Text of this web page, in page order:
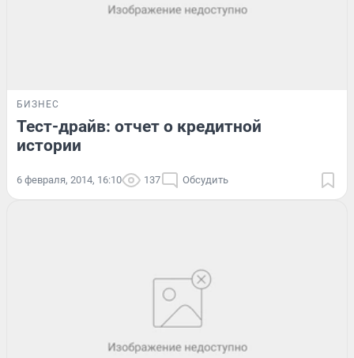
БИЗНЕС
Тест-драйв: отчет о кредитной
истории
6 февраля, 2014, 16:10 137 Обсудить